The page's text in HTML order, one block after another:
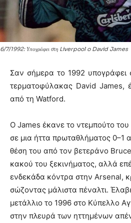
6/7/1992: Υπογράφει στη Liverpool o David James
Σαν σήμερα το 1992 υπογράφει
τερματοφύλακας David James,
από τη Watford.
Ο James έκανε το ντεμπούτο
σε μια ήττα πρωταθλήματος 0–1
θέση του από τον βετεράνο
κακού του ξεκινήματος, αλλά
ενδεκάδα κόντρα στην Arsenal,
σώζοντας μάλιστα πέναλτι.
μετάλλιο το 1996 στο Κύπελλο
στην πλευρά των ηττημένων